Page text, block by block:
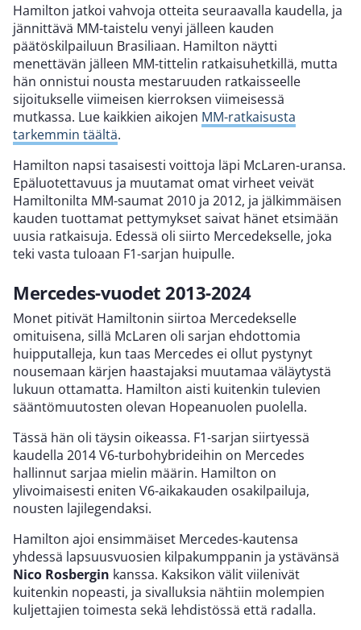
Hamilton jatkoi vahvoja otteita seuraavalla kaudella, ja
jännittävä MM-taistelu venyi jälleen kauden
päätöskilpailuun Brasiliaan. Hamilton näytti
menettävän jälleen MM-tittelin ratkaisuhetkillä, mutta
hän onnistui nousta mestaruuden ratkaisseelle
sijoitukselle viimeisen kierroksen viimeisessä
mutkassa. Lue kaikkien aikojen MM-ratkaisusta
tarkemmin täältä.
Hamilton napsi tasaisesti voittoja läpi McLaren-uransa.
Epäluotettavuus ja muutamat omat virheet veivät
Hamiltonilta MM-saumat 2010 ja 2012, ja jälkimmäisen
kauden tuottamat pettymykset saivat hänet etsimään
uusia ratkaisuja. Edessä oli siirto Mercedekselle, joka
teki vasta tuloaan F1-sarjan huipulle.
Mercedes-vuodet 2013-2024
Monet pitivät Hamiltonin siirtoa Mercedekselle
omituisena, sillä McLaren oli sarjan ehdottomia
huipputalleja, kun taas Mercedes ei ollut pystynyt
nousemaan kärjen haastajaksi muutamaa väläytystä
lukuun ottamatta. Hamilton aisti kuitenkin tulevien
sääntömuutosten olevan Hopeanuolen puolella.
Tässä hän oli täysin oikeassa. F1-sarjan siirtyessä
kaudella 2014 V6-turbohybrideihin on Mercedes
hallinnut sarjaa mielin määrin. Hamilton on
ylivoimaisesti eniten V6-aikakauden osakilpailuja,
nousten lajilegendaksi.
Hamilton ajoi ensimmäiset Mercedes-kautensa
yhdessä lapsuusvuosien kilpakumppanin ja ystävänsä
Nico Rosbergin kanssa. Kaksikon välit viilenivät
kuitenkin nopeasti, ja sivalluksia nähtiin molempien
kuljettajien toimesta sekä lehdistössä että radalla.